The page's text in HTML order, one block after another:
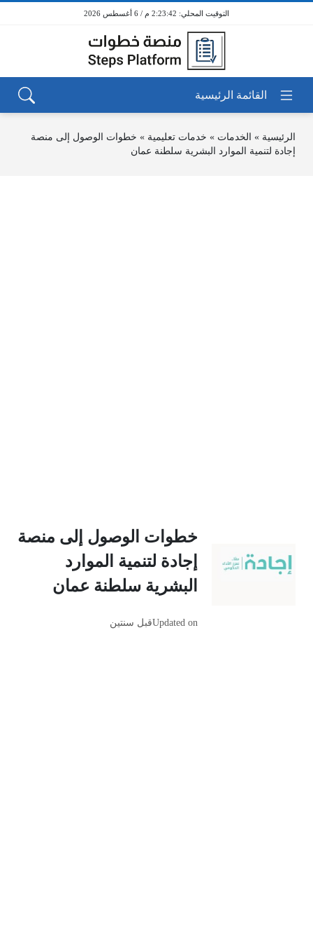
2:23:42 م / 6 أغسطس 2026
الرئيسية » الخدمات » خدمات تعليمية » خطوات الوصول إلى منصة
إجادة لتنمية الموارد البشرية سلطنة عمان
خطوات الوصول إلى منصة
إجادة لتنمية الموارد
البشرية سلطنة عمان
Updated onقبل سنتين